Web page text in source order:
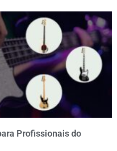
Profissionais do